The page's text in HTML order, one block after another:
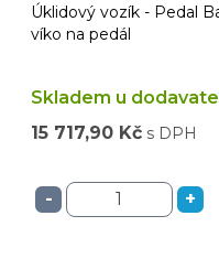
Úklidový vozík - Pedal
víko na pedál
Skladem u
15 717,90 Kč s DPH
- +